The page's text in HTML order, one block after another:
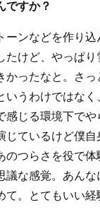
ですか？
ーンなどを作り
たけど、やっぱ
ったなと。さっ
いうわけではな
感じる環境下で
じているけど僕
のつらさを役で
議な感覚。あん
て。とてもいい